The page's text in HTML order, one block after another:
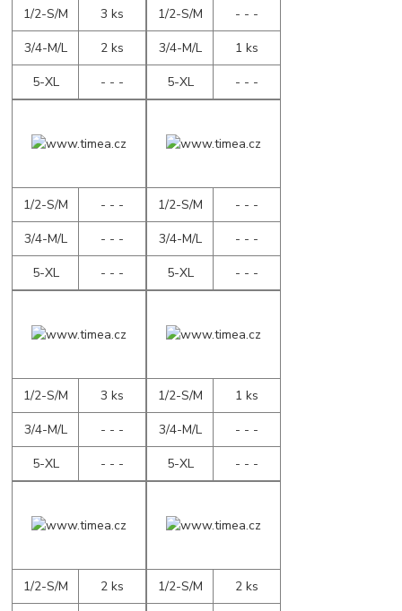
1/2-S/M
3 ks
3/4-M/L
2 ks
5-XL
- - -
1/2-S/M
- - -
3/4-M/L
1 ks
5-XL
- - -
1/2-S/M
- - -
3/4-M/L
- - -
5-XL
- - -
1/2-S/M
- - -
3/4-M/L
- - -
5-XL
- - -
1/2-S/M
3 ks
3/4-M/L
- - -
5-XL
- - -
1/2-S/M
1 ks
3/4-M/L
- - -
5-XL
- - -
1/2-S/M
2 ks
1/2-S/M
2 ks